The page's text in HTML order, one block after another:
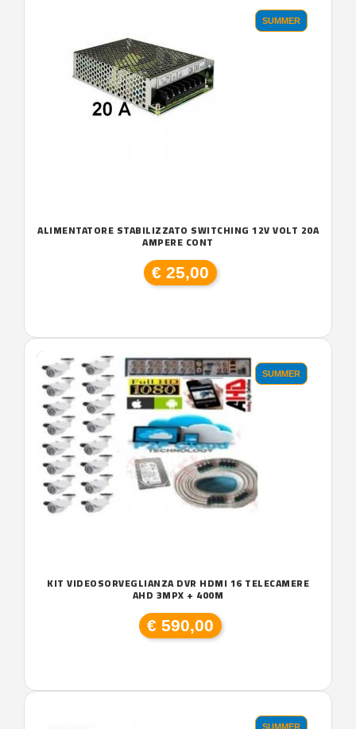
SUMMER
ALIMENTATORE STABILIZZATO SWITCHING 12V VOLT 20A
AMPERE CONT
€ 25,00
SUMMER
KIT VIDEOSORVEGLIANZA DVR HDMI 16 TELECAMERE
AHD 3MPX + 400M
€ 590,00
SUMMER